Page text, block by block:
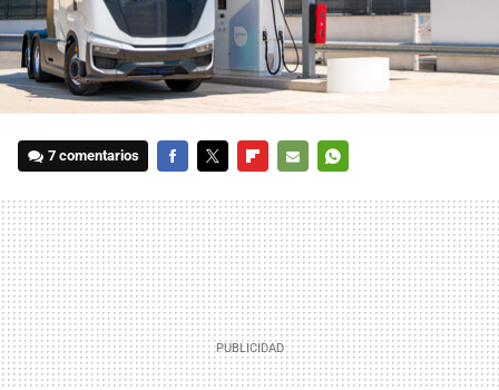
7 comentarios
MAIL